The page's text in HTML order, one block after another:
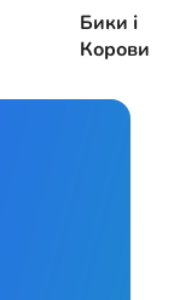
Бики і
Корови